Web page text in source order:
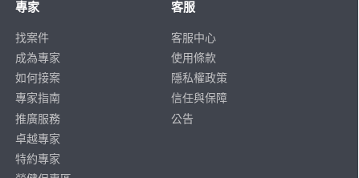
專家
找案件
成為專家
如何接案
專家指南
推廣服務
卓越專家
特約專家
客服
客服中心
使用條款
隱私權政策
信任與保障
公告